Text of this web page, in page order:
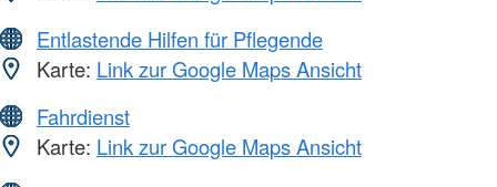
Entlastende Hilfen für Pflegende
Karte: Link zur Google Maps Ansicht
Fahrdienst
Karte: Link zur Google Maps Ansicht